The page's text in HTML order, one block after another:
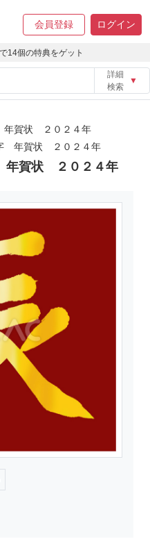
会員登録 ログイン
で14個の特典をゲット
詳細
検索
▼
年賀状 ２０２４年
年賀状 ２０２４年
年賀状 ２０２４年